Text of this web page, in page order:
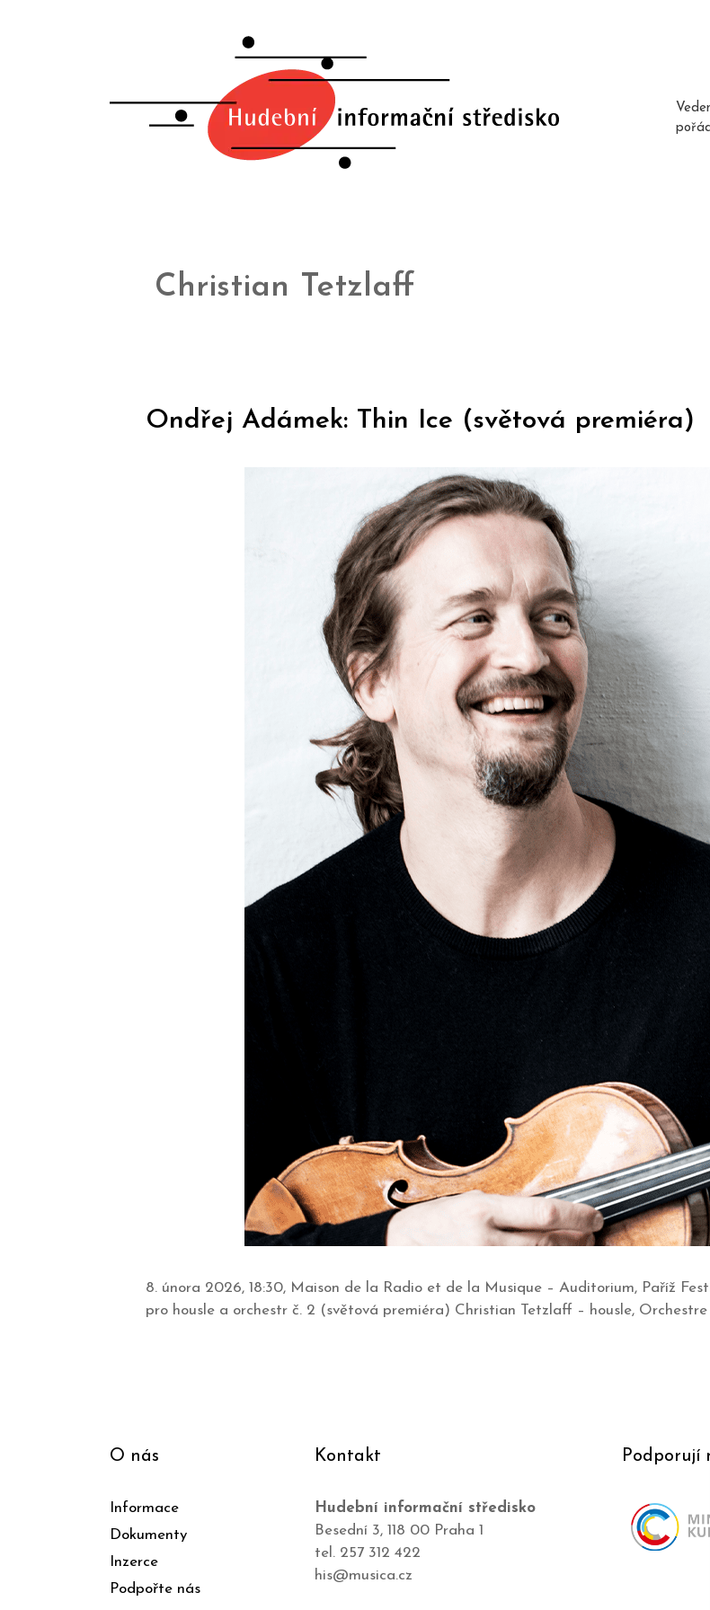
Christian Tetzlaff
Ondřej Adámek: Thin Ice (světová premiéra)
8. února 2026, 18:30, Maison de la Radio et de la Musique – Auditorium, Paříž
pro housle a orchestr č. 2 (světová premiéra) Christian Tetzlaff – housle,
O nás
Informace
Dokumenty
Inzerce
Podpořte nás
Kontakt
Hudební informační středisko
Besední 3, 118 00 Praha 1
tel. 257 312 422
his@musica.cz
Podporují